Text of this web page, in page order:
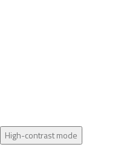
High-contrast mode